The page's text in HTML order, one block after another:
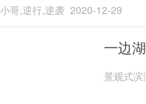
哥,逆行,逆袭 2020-12-29
一边
景观式